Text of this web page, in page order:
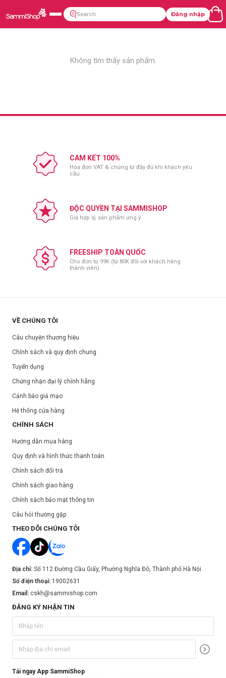
Đăng nhập
Không tìm thấy sản phẩm.
CAM KẾT 100%
Hóa đơn VAT & chứng từ đầy đủ khi khách yêu
cầu
ĐỘC QUYỀN TẠI SAMMISHOP
Giá hợp lý, sản phẩm ưng ý
FREESHIP TOÀN QUỐC
Cho đơn từ 99K (từ 80K đối với khách hàng
thành viên)
VỀ CHÚNG TÔI
Câu chuyện thương hiệu
Chính sách và quy định chung
Tuyển dụng
Chứng nhận đại lý chính hãng
Cảnh báo giả mạo
Hệ thống cửa hàng
CHÍNH SÁCH
Hướng dẫn mua hàng
Quy định và hình thức thanh toán
Chính sách đổi trả
Chính sách giao hàng
Chính sách bảo mật thông tin
Câu hỏi thường gặp
THEO DÕI CHÚNG TÔI
Địa chỉ: Số 112 Đường Cầu Giấy, Phường Nghĩa Đô, Thành phố Hà Nội
Số điện thoại: 19002631
Email: cskh@sammishop.com
ĐĂNG KÝ NHẬN TIN
Tải ngay App SammiShop